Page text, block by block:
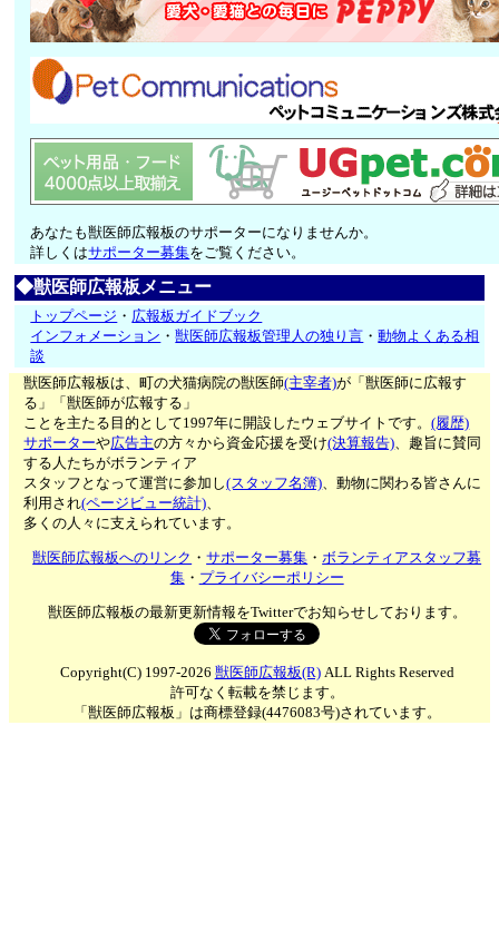
あなたも獣医師広報板のサポーターになりませんか。
詳しくはサポーター募集をご覧ください。
◆獣医師広報板メニュー
トップページ ・ 広報板ガイドブック
インフォメーション ・獣医師広報板管理人の独り言 ・動物よくある相
談
獣医師広報板は、町の犬猫病院の獣医師(主宰者)が「獣医師に広報す
る」「獣医師が広報する」
ことを主たる目的として1997年に開設したウェブサイトです。(履歴)
サポーターや広告主の方々から資金応援を受け(決算報告)、趣旨に賛同
する人たちがボランティア
スタッフとなって運営に参加し(スタッフ名簿)、動物に関わる皆さんに
利用され(ページビュー統計)、
多くの人々に支えられています。
獣医師広報板へのリンク ・サポーター募集 ・ボランティアスタッフ募
集・ プライバシーポリシー
獣医師広報板の最新更新情報をTwitterでお知らせしております。
Copyright(C) 1997-2026 獣医師広報板(R)ALL Rights Reserved
許可なく転載を禁じます。
「獣医師広報板」は商標登録(4476083号)されています。